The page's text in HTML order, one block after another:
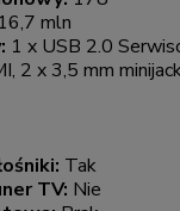
16,7 mln
1 x USB 2.0
2 x 3,5 mm
Tak
TV: Nie